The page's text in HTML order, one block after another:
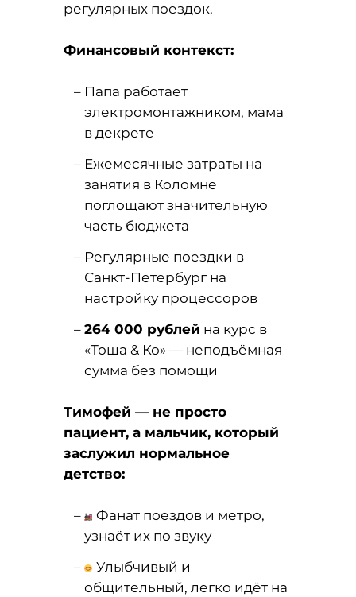
регулярных поездок.
Финансовый контекст:
Папа работает
электромонтажником, мама
в декрете
Ежемесячные затраты на
занятия в Коломне
поглощают значительную
часть бюджета
Регулярные поездки в
Санкт-Петербург на
настройку процессоров
264 000 рублей на курс в
«Тоша & Ко» — неподъёмная
сумма без помощи
Тимофей — не просто
пациент, а мальчик, который
заслужил нормальное
детство:
Фанат поездов и метро,
узнаёт их по звуку
Улыбчивый и
общительный, легко идёт на